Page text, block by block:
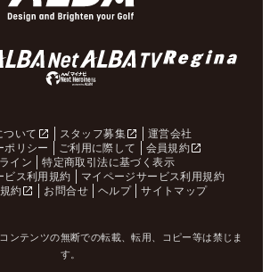
ついて スタッフ募集
運営会社
ポリシー
ご利用に際して
会員規約
イン
特定商取引法に基づく表示
ビス利用規約
マイページサービス利用規約
約
お問合せ ヘルプ サイトマップ
ンテンツの無断での転載、転用、コピー等は禁じま
す。